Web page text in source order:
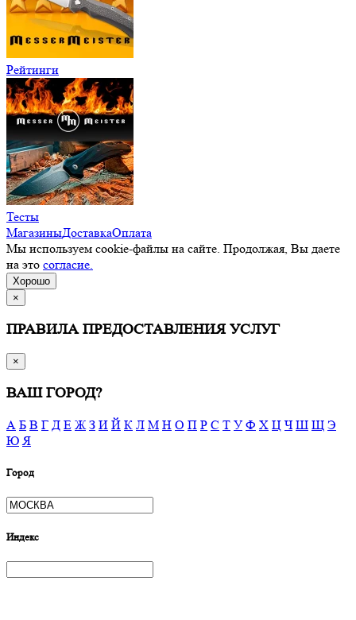
Рейтинги
Тесты
МагазиныДоставкаОплата
Мы используем cookie-файлы на сайте. Продолжая, Вы даете
на это согласие.
Хорошо
×
ПРАВИЛА ПРЕДОСТАВЛЕНИЯ УСЛУГ
×
ВАШ ГОРОД?
А Б В Г Д Е Ж З И Й К Л М Н О П Р С Т У Ф Х Ц Ч Ш Щ Э
Ю Я
Город
Индекс